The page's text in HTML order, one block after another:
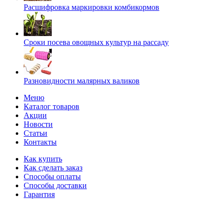
Расшифровка маркировки комбикормов
Сроки посева овощных культур на рассаду
Разновидности малярных валиков
Меню
Каталог товаров
Акции
Новости
Статьи
Контакты
Как купить
Как сделать заказ
Способы оплаты
Способы доставки
Гарантия